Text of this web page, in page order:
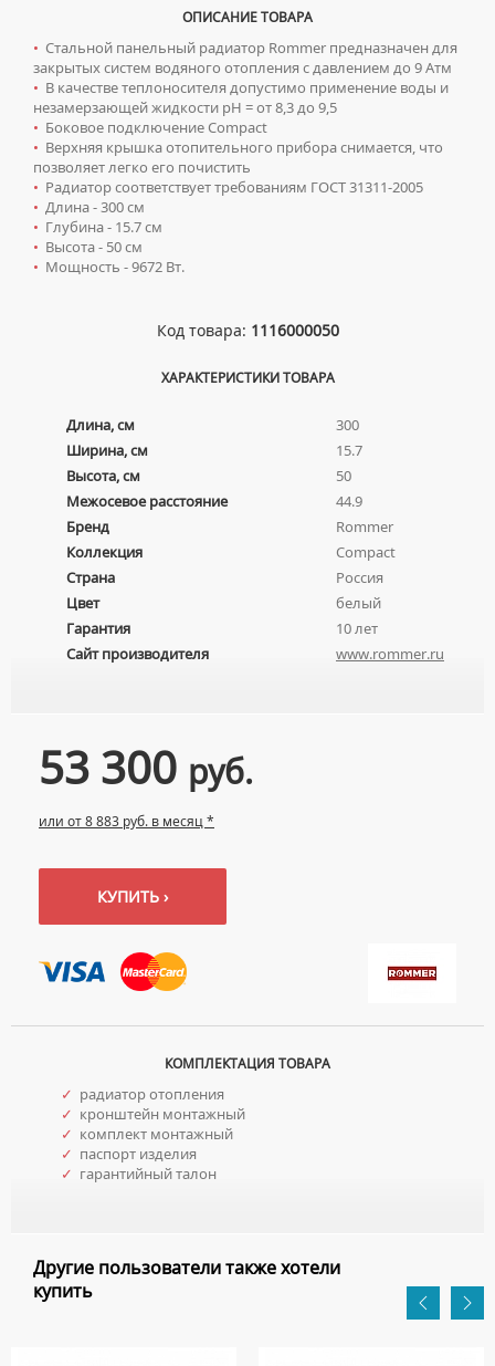
ОПИСАНИЕ ТОВАРА
• Стальной панельный радиатор Rommer предназначен для
закрытых систем водяного отопления с давлением до 9 Атм
• В качестве теплоносителя допустимо применение воды и
незамерзающей жидкости pH = от 8,3 до 9,5
• Боковое подключение Compact
• Верхняя крышка отопительного прибора снимается, что
позволяет легко его почистить
• Радиатор соответствует требованиям ГОСТ 31311-2005
• Длина - 300 см
• Глубина - 15.7 см
• Высота - 50 см
• Мощность - 9672 Вт.
Код товара: 1116000050
ХАРАКТЕРИСТИКИ ТОВАРА
Длина, см
300
Ширина, см
15.7
Высота, см
50
Межосевое расстояние
44.9
Бренд
Rommer
Коллекция
Compact
Страна
Россия
Цвет
белый
Гарантия
10 лет
Сайт производителя
www.rommer.ru
53 300 руб.
или от 8 883 руб. в месяц *
КУПИТЬ ›
КОМПЛЕКТАЦИЯ ТОВАРА
✓ радиатор отопления
✓ кронштейн монтажный
✓ комплект монтажный
✓ паспорт изделия
✓ гарантийный талон
Другие пользователи также хотели
купить
ШКАФЫ НАВЕСНЫЕ
СИФОНЫ ДЛЯ КУХОННЫХ МОЕК
КОМПЛЕКТУЮЩИЕ ДЛЯ РАДИАТОРОВ
Ревизионные люки
ЛЮКИ ПОД ПЛИТКУ
ЛЮКИ ПОД ПОКРАСКУ
НАПОЛЬНЫЕ ЛЮКИ
Сантехника для МГН
ИНСТАЛЛЯЦИИ ДЛЯ МГН
ПОРУЧНИ ДЛЯ МГН
СМЕСИТЕЛИ ДЛЯ МГН
УМЫВАЛЬНИКИ ДЛЯ МГН
Смесители
СМЕСИТЕЛИ ДЛЯ БИДЕ
СМЕСИТЕЛИ ДЛЯ ВАННЫ
СМЕСИТЕЛИ ДЛЯ ДУША
СМЕСИТЕЛИ ДЛЯ УМЫВАЛЬНИКА
ТЕРМОСТАТИЧЕСКИЕ СМЕСИТЕЛИ
ЦВЕТНЫЕ СМЕСИТЕЛИ
Сифоны
ДЛЯ ДУШЕВЫХ ПОДДОНОВ
ДЛЯ УМЫВАЛЬНИКОВ
Сушилки для рук
АВТОМАТИЧЕСКИЕ СУШИЛКИ ДЛЯ РУК
ПОГРУЖНЫЕ СУШИЛКИ ДЛЯ РУК
Умывальники
МЕБЕЛЬНЫЕ УМЫВАЛЬНИКИ
ПОДВЕСНЫЕ УМЫВАЛЬНИКИ
УМЫВАЛЬНИКИ НАД СТИРАЛЬНЫМИ МАШИНАМИ
УМЫВАЛЬНИКИ С ПЬЕДЕСТАЛАМИ
ПЬЕДЕСТАЛЫ ДЛЯ УМЫВАЛЬНИКОВ
ПОЛУПЬЕДЕСТАЛЫ ДЛЯ УМЫВАЛЬНИКОВ
ПРИСТАВНЫЕ УНИТАЗЫ
УНИТАЗЫ-КОМПАКТЫ
УНИТАЗЫ С БИДЕТКОЙ
КРЫШКИ-СИДЕНЬЯ
КОМПЛЕКТУЮЩИЕ ДЛЯ УНИТАЗОВ